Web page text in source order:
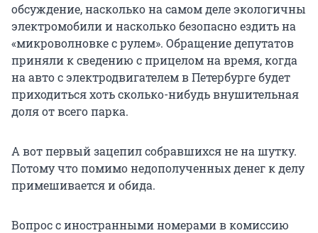
обсуждение, насколько на самом деле экологичны
электромобили и насколько безопасно ездить на
«микроволновке с рулем». Обращение депутатов
приняли к сведению с прицелом на время, когда
на авто с электродвигателем в Петербурге будет
приходиться хоть сколько-нибудь внушительная
доля от всего парка.
А вот первый зацепил собравшихся не на шутку.
Потому что помимо недополученных денег к делу
примешивается и обида.
Вопрос с иностранными номерами в комиссию